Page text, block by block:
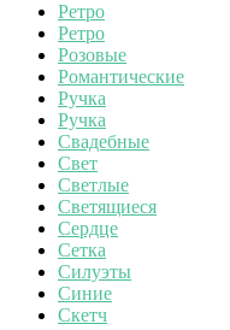
Ретро
Ретро
Розовые
Романтические
Ручка
Ручка
Свадебные
Свет
Светлые
Светящиеся
Сердце
Сетка
Силуэты
Синие
Скетч